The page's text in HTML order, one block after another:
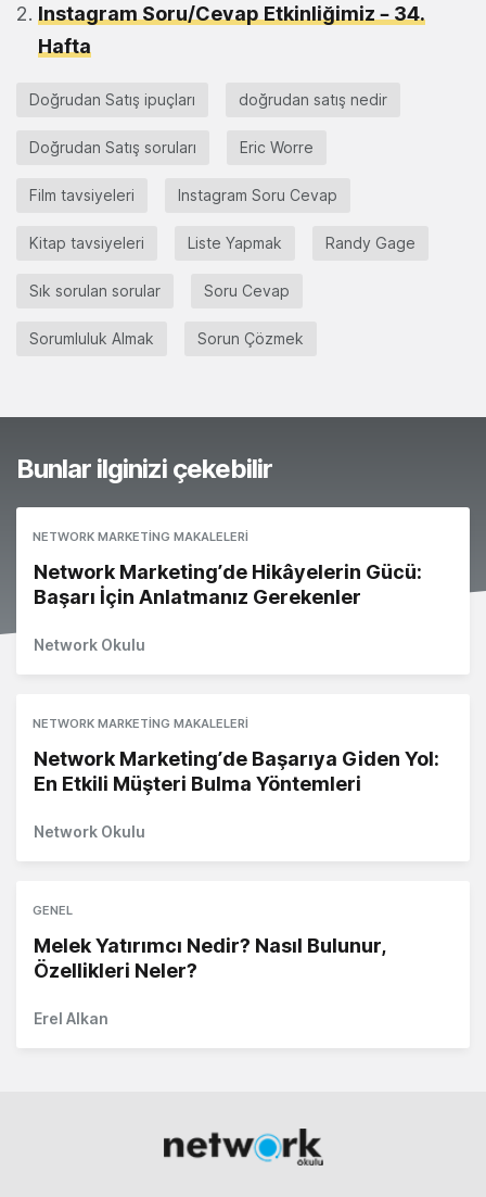
Instagram Soru/Cevap Etkinliğimiz – 34.
Hafta
Doğrudan Satış ipuçları doğrudan satış nedir
Doğrudan Satış soruları Eric Worre
Film tavsiyeleri Instagram Soru Cevap
Kitap tavsiyeleri Liste Yapmak Randy Gage
Sık sorulan sorular Soru Cevap
Sorumluluk Almak Sorun Çözmek
Bunlar ilginizi çekebilir
NETWORK MARKETING MAKALELERI
Network Marketing’de Hikâyelerin Gücü:
Başarı İçin Anlatmanız Gerekenler
Network Okulu
NETWORK MARKETING MAKALELERI
Network Marketing’de Başarıya Giden Yol:
En Etkili Müşteri Bulma Yöntemleri
Network Okulu
GENEL
Melek Yatırımcı Nedir? Nasıl Bulunur,
Özellikleri Neler?
Erel Alkan